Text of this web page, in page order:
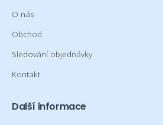
O nás
Obchod
Sledování objednávky
Kontakt
Další informace